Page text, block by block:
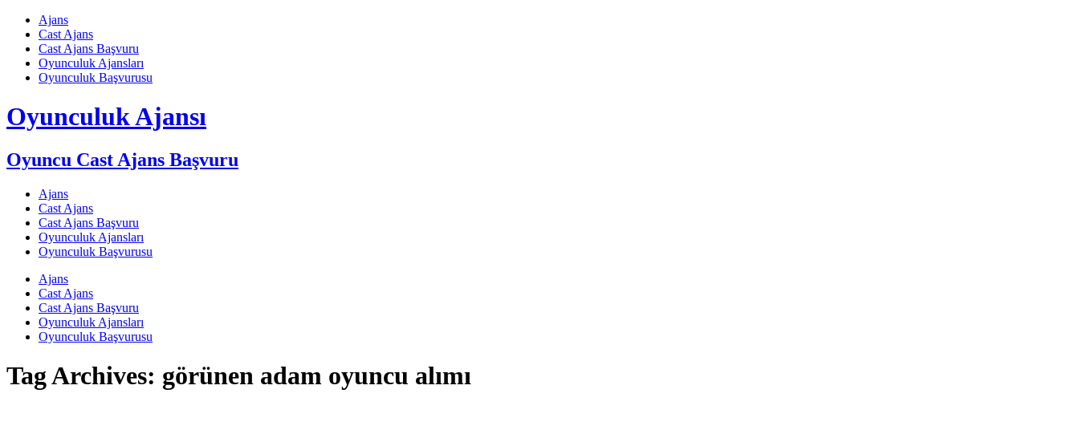
Skip
content
Ajans
Cast Ajans
Cast Ajans Başvuru
Oyunculuk Ajansları
Oyunculuk Başvurusu
Oyunculuk Ajansı
Oyuncu Cast Ajans Başvuru
Ajans
Cast Ajans
Cast Ajans Başvuru
Oyunculuk Ajansları
Oyunculuk Başvurusu
Ajans
Cast Ajans
Cast Ajans Başvuru
Oyunculuk Ajansları
Oyunculuk Başvurusu
Tag Archives: görünen adam oyuncu alımı